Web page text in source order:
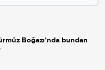
Boğazı'nda bundan